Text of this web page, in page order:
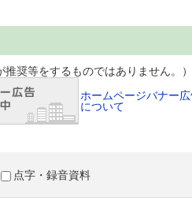
ものではありません。）
ホームページバナー
について
点字・録音資料